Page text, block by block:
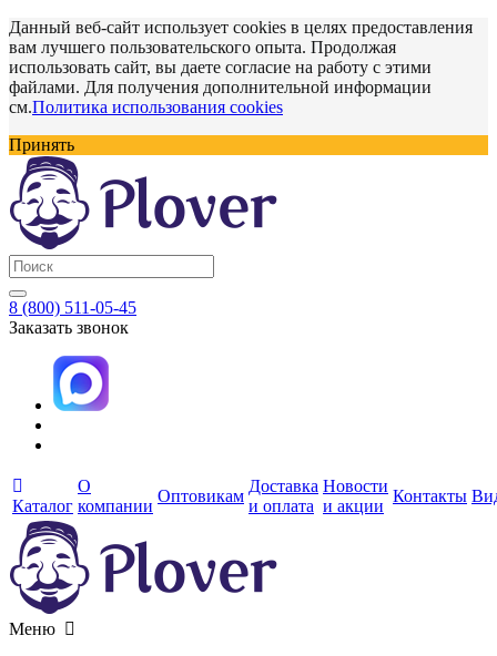
Данный веб-сайт использует cookies в целях предоставления
вам лучшего пользовательского опыта. Продолжая
использовать сайт, вы даете согласие на работу с этими
файлами. Для получения дополнительной информации
см.Политика использования cookies
Принять
8 (800) 511-05-45
Заказать звонок
Каталог
О
компании
Оптовикам
Доставка
и оплата
Новости
и акции
Контакты
Меню